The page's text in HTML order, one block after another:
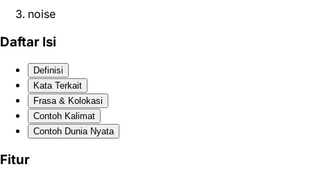
noise
Daftar Isi
Definisi
Kata Terkait
Frasa & Kolokasi
Contoh Kalimat
Contoh Dunia Nyata
Fitur